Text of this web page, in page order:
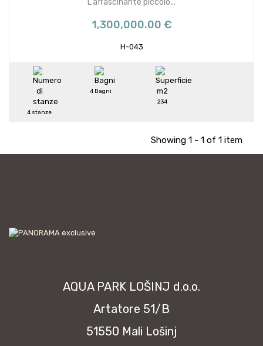
L'affascinante piccolo...
1,300,000.00 €
H-043
4 stanze
4 Bagni
234
Showing 1 - 1 of 1 item
AQUA PARK LOŠINJ d.o.o.
Artatore 51/B
51550 Mali Lošinj